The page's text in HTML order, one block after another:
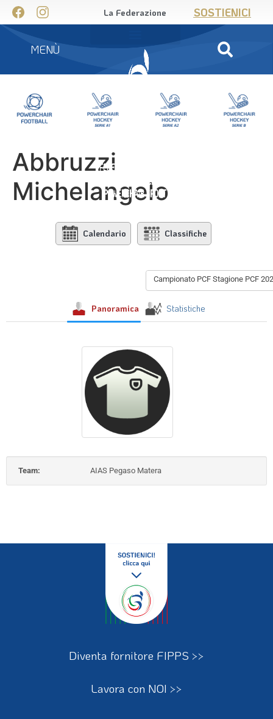
La Federazione SOSTIENICI
MENÙ
Abbruzzi
Michelangelo
Calendario Classifiche
Campionato PCF Stagione PCF
Panoramica Statistiche
Team: AIAS Pegaso Matera
Diventa fornitore FIPPS >>
Lavora con NOI >>